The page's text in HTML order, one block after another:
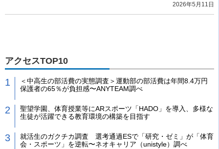
2026年5月11日
アクセスTOP10
＜中高生の部活費の実態調査＞運動部の部活費は年間8.4万円
保護者の65％が負担感〜ANYTEAM調べ
聖望学園、体育授業等にARスポーツ「HADO」を導入、多様な
生徒が活躍できる教育環境の構築を目指す
就活生のガクチカ調査 選考通過ESで「研究・ゼミ」が「体育
会・スポーツ」を逆転〜ネオキャリア（unistyle）調べ